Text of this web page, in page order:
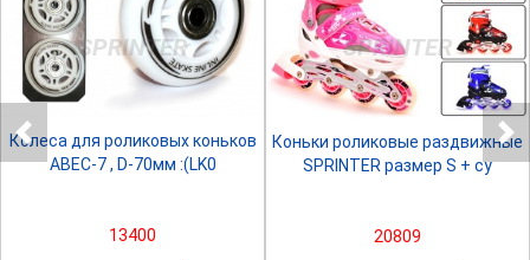
SPRINTER
Колеса для роликовых коньков
ABEC-7 , D-70мм :(LK0
13400
SPRINTER
Коньки роликовые раздвижные
SPRINTER размер S + су
20809